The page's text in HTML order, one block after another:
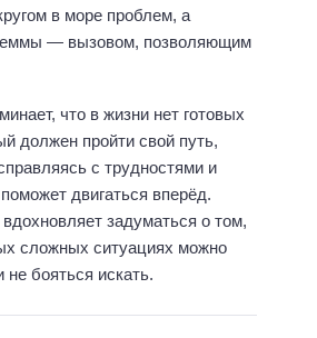
в море проблем, а
— вызовом, позволяющим
что в жизни нет готовых
должен пройти свой путь,
с трудностями и
двигаться вперёд.
задуматься о том,
сложных ситуациях можно
не бояться искать.